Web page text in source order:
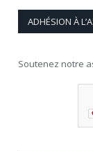
ADHÉSION À
Soutenez notre